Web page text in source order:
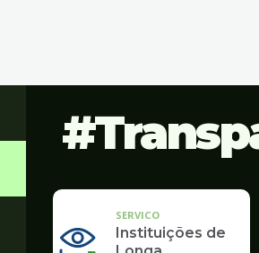
SERVICO
Instituições de